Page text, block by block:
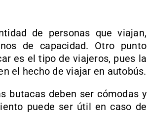
de personas que viajan,
de capacidad. Otro punto
es el tipo de viajeros, pues la
el hecho de viajar en autobús.
butacas deben ser cómodas y
puede ser útil en caso de